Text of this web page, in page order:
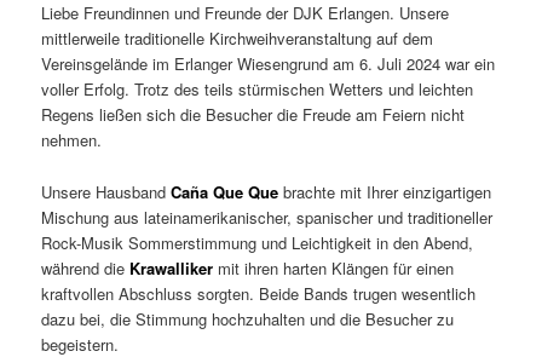
Liebe Freundinnen und Freunde der DJK Erlangen. Unsere
mittlerweile traditionelle Kirchweihveranstaltung auf dem
Vereinsgelände im Erlanger Wiesengrund am 6. Juli 2024 war ein
voller Erfolg. Trotz des teils stürmischen Wetters und leichten
Regens ließen sich die Besucher die Freude am Feiern nicht
nehmen.
Unsere HausbandCaña Que Que brachte mit Ihrer einzigartigen
Mischung aus lateinamerikanischer, spanischer und traditioneller
Rock-Musik Sommerstimmung und Leichtigkeit in den Abend,
während die Krawalliker mit ihren harten Klängen für einen
kraftvollen Abschluss sorgten. Beide Bands trugen wesentlich
dazu bei, die Stimmung hochzuhalten und die Besucher zu
begeistern.